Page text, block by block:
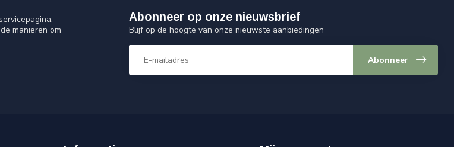
manieren om
Abonneer op onze nieuwsbrief
Blijf op de hoogte van onze nieuwste aanbiedingen
Abonneer